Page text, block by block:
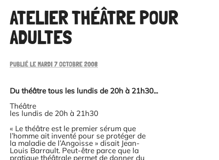
ATELIER THÉÂTRE POUR
ADULTES
PUBLIÉ LE MARDI 7 OCTOBRE 2008
Du théâtre tous les lundis de 20h à 21h30...
Théâtre
les lundis de 20h à 21h30
« Le théâtre est le premier sérum que
l’homme ait inventé pour se protéger de
la maladie de l’Angoisse » disait Jean-
Louis Barrault. Peut-être parce que la
pratique théâtrale permet de donner du